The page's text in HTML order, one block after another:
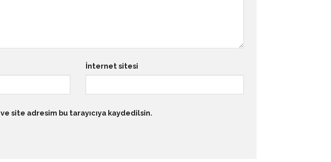
İnternet sitesi
site adresim bu tarayıcıya kaydedilsin.